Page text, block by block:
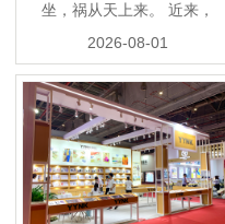
坐，祸从天上来。 近来，
Reddit用户Greatfulx共享了这
场惊...
2026-08-01